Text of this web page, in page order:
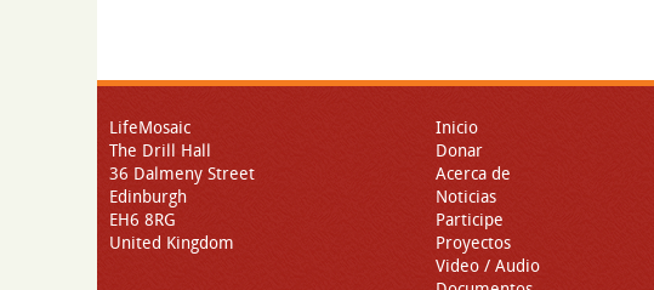
LifeMosaic
The Drill Hall
36 Dalmeny Street
Edinburgh
EH6 8RG
United Kingdom
Inicio
Donar
Acerca de
Noticias
Participe
Proyectos
Video / Audio